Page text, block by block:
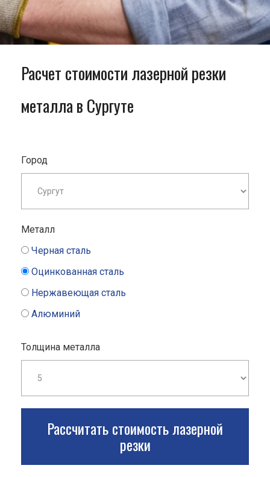
Расчет стоимости лазерной резки
металла в Сургуте
Город
Металл
Черная сталь
Оцинкованная сталь
Нержавеющая сталь
Алюминий
Толщина металла
Рассчитать стоимость лазерной
резки